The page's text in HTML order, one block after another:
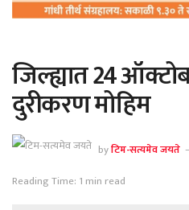
जिल्ह्यात 24
दुरीकरण मोहिम
byटिम-सत्यमेव जयते
Reading Time: 1 min read